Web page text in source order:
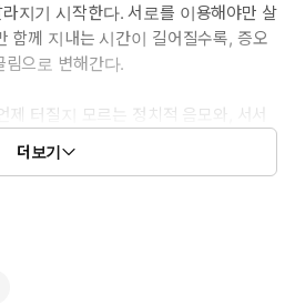
지기 시작한다. 서로를 이용해야만 살
함께 지내는 시간이 길어질수록, 증오
림으로 변해간다.
터질지 모르는 정치적 음모와, 서서
사람의 곁에는 또 다른 이의 그림자까
욱 흔든다.
뒤엉킨 끝에서, 과연 누가 살아남을
더보기